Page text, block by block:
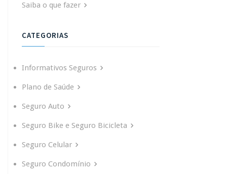
Saiba o que fazer
CATEGORIAS
Informativos Seguros
Plano de Saúde
Seguro Auto
Seguro Bike e Seguro Bicicleta
Seguro Celular
Seguro Condomínio